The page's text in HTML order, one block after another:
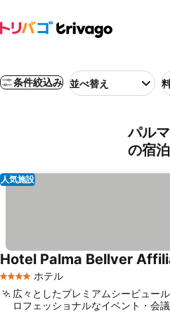
条件絞込み 並べ替え
パル
の宿
人気施設
4 ホテルのランク
ホテル
Hotel Palma Bellver
広々としたプレミアムシービュー
ロフェッショナルなイベント・会